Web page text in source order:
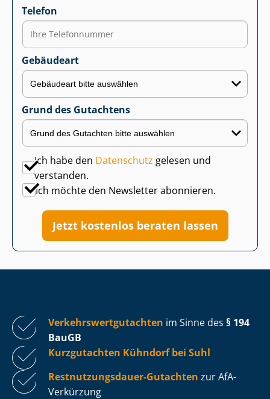
Telefon
Gebäudeart
Grund des Gutachtens
Ich habe den Datenschutz gelesen und
verstanden.
Ich möchte den Newsletter abonnieren.
Jetzt kostenlos beraten lassen
Ver­kehrs­wert­gut­ach­ten im Sinne des § 194
BauGB
Kurzgutachten Kühndorf bei Suhl
Rest­nut­zungs­dau­er-Gutachten zur AfA-
Verkürzung